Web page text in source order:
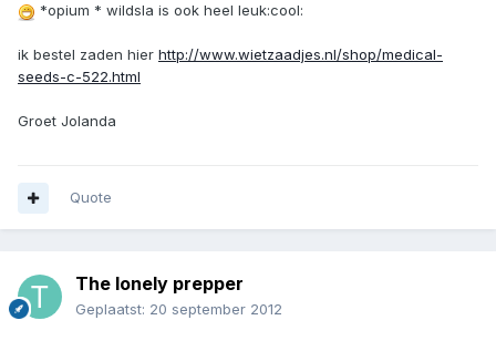
*opium * wildsla is ook heel leuk:cool:
ik bestel zaden hier http://www.wietzaadjes.nl/shop/medical-
seeds-c-522.html
Groet Jolanda
Quote
The lonely prepper
Geplaatst: 20 september 2012